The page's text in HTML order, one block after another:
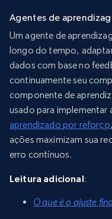
Agentes de
Um agente de
longo do tempo,
dados com base no
continuamente seu
componente de
usado para implementar
aprendizado por reforço
ações maximizam sua
erro contínuos.
Leitura adicional:
O que é o ajuste